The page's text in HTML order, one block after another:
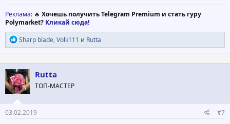
Реклама: 🔥 Хочешь получить Telegram Premium и стать гуру
Polymarket? Кликай сюда!
Р
е
а
к
ц
и
и
:
Sharp blade,Volk111 и Rutta
Rutta
ТОП-МАСТЕР
03.02.2019 #7